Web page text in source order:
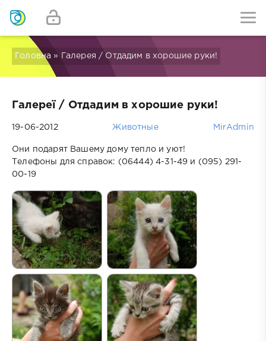
Головна » Галерея / Отдадим в хорошие руки!
Галереї / Отдадим в хорошие руки!
19-06-2012 Животные MirAdmin
Они подарят Вашему дому тепло и уют!
Телефоны для справок: (06444) 4-31-49 и (095) 291-
00-19